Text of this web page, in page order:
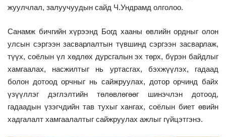
жуулчлал, залуучуудын сайд Ч.Ундрамд олголоо.
Санамж бичгийн хүрээнд Богд хааны өвлийн ордныг олон
улсын сэргээн засварлалтын түвшинд сэргээн засварлаж,
түүх, соёлын үл хөдлөх дурсгалын эх төрх, бүрэн байдлыг
хамгаалах, насжилтыг нь уртасгах, бэхжүүлэх, гадаад
болон дотоод орчныг нь сайжруулах, дотор орчинд байх
үзүүллэг дэглэлтийн төлөвлөгөөг шинэчлэн дотоод,
гадаадын үзэгчдийн тав тухыг хангах, соёлын биет өвийн
хадгалалт хамгаалалтыг сайжруулах ажлыг гүйцэтгэнэ.